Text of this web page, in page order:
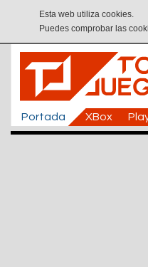
Esta web utiliza cookies.
Puedes comprobar las
Portada XBox